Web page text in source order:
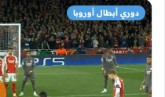
دوري أبطال أوروبا